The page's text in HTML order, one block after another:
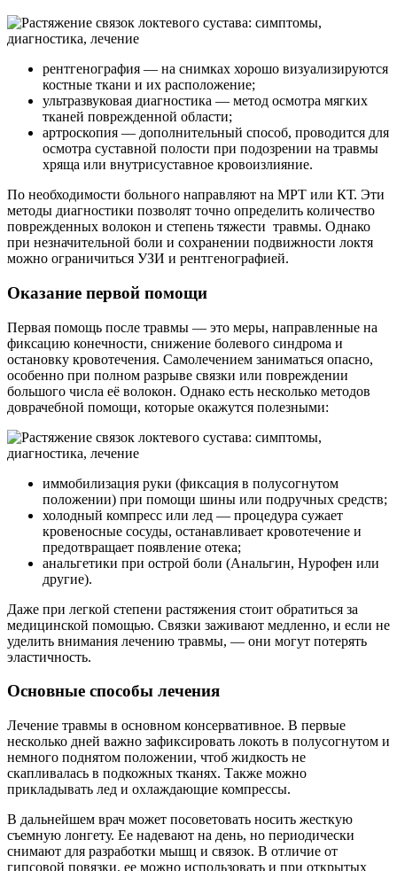
рентгенография — на снимках хорошо визуализируются
костные ткани и их расположение;
ультразвуковая диагностика — метод осмотра мягких
тканей поврежденной области;
артроскопия — дополнительный способ, проводится для
осмотра суставной полости при подозрении на травмы
хряща или внутрисуставное кровоизлияние.
По необходимости больного направляют на МРТ или КТ. Эти
методы диагностики позволят точно определить количество
поврежденных волокон и степень тяжести травмы. Однако
при незначительной боли и сохранении подвижности локтя
можно ограничиться УЗИ и рентгенографией.
Оказание первой помощи
Первая помощь после травмы — это меры, направленные на
фиксацию конечности, снижение болевого синдрома и
остановку кровотечения. Самолечением заниматься опасно,
особенно при полном разрыве связки или повреждении
большого числа её волокон. Однако есть несколько методов
доврачебной помощи, которые окажутся полезными:
иммобилизация руки (фиксация в полусогнутом
положении) при помощи шины или подручных средств;
холодный компресс или лед — процедура сужает
кровеносные сосуды, останавливает кровотечение и
предотвращает появление отека;
анальгетики при острой боли (Анальгин, Нурофен или
другие).
Даже при легкой степени растяжения стоит обратиться за
медицинской помощью. Связки заживают медленно, и если не
уделить внимания лечению травмы, — они могут потерять
эластичность.
Основные способы лечения
Лечение травмы в основном консервативное. В первые
несколько дней важно зафиксировать локоть в полусогнутом и
немного поднятом положении, чтоб жидкость не
скапливалась в подкожных тканях. Также можно
прикладывать лед и охлаждающие компрессы.
В дальнейшем врач может посоветовать носить жесткую
съемную лонгету. Ее надевают на день, но периодически
снимают для разработки мышц и связок. В отличие от
гипсовой повязки, ее можно использовать и при открытых